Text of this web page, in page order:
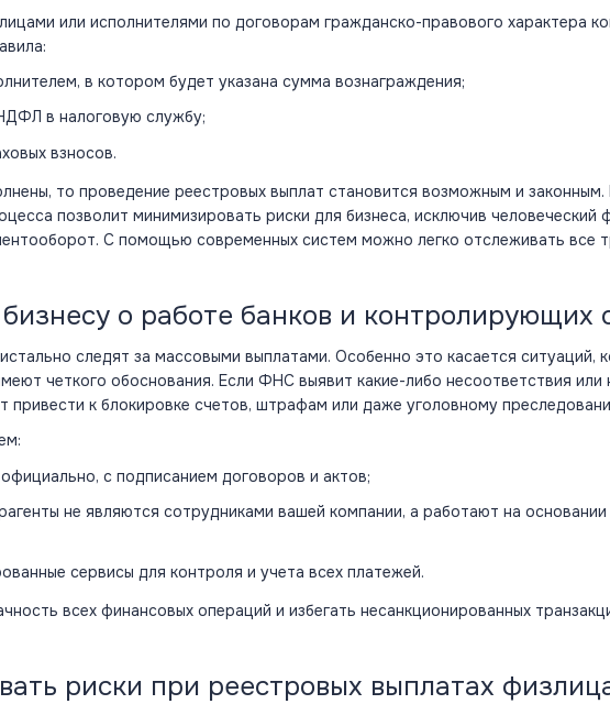
или исполнителями по договорам гражданско-правового характера
в котором будет указана сумма вознаграждения;
в налоговую службу;
взносов.
то проведение реестровых выплат становится возможным и
позволит минимизировать риски длябизнеса, исключив человеческий
С помощью современных систем можно легко отслеживать все
о работе банков и контролирующих
следят за массовыми выплатами. Особенно это касается ситуаций,
четкого обоснования. Если ФНС выявит какие-либо несоответствия или
привести к блокировке счетов, штрафам или даже уголовному
с подписанием договоров и актов;
не являются сотрудниками вашей компании, а работают на
сервисы для контроля и учета всех платежей.
всех финансовых операций и избегать несанкционированных
риски при реестровых выплатах